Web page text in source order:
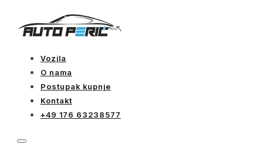
Vozila
O nama
Postupak kupnje
Kontakt
+49 176 63238577